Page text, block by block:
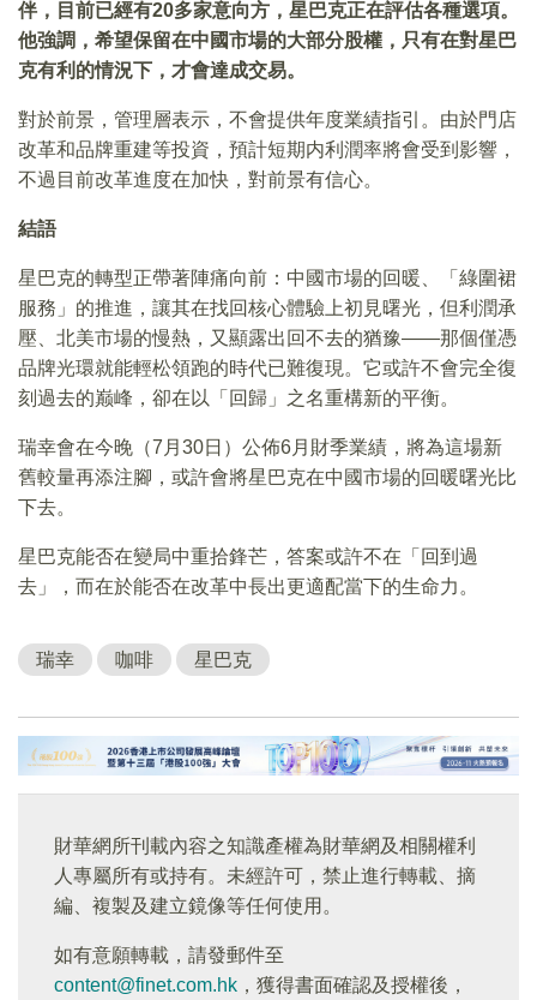
伴，目前已經有20多家意向方，星巴克正在評估各種選項。
他強調，希望保留在中國市場的大部分股權，只有在對星巴
克有利的情況下，才會達成交易。
對於前景，管理層表示，不會提供年度業績指引。由於門店
改革和品牌重建等投資，預計短期内利潤率將會受到影響，
不過目前改革進度在加快，對前景有信心。
結語
星巴克的轉型正帶著陣痛向前：中國市場的回暖、「綠圍裙
服務」的推進，讓其在找回核心體驗上初見曙光，但利潤承
壓、北美市場的慢熱，又顯露出回不去的猶豫——那個僅憑
品牌光環就能輕松領跑的時代已難復現。它或許不會完全復
刻過去的巅峰，卻在以「回歸」之名重構新的平衡。
瑞幸會在今晚（7月30日）公佈6月財季業績，將為這場新
舊較量再添注腳，或許會將星巴克在中國市場的回暖曙光比
下去。
星巴克能否在變局中重拾鋒芒，答案或許不在「回到過
去」，而在於能否在改革中長出更適配當下的生命力。
瑞幸 咖啡 星巴克
財華網所刊載內容之知識產權為財華網及相關權利
人專屬所有或持有。未經許可，禁止進行轉載、摘
編、複製及建立鏡像等任何使用。
如有意願轉載，請發郵件至
content@finet.com.hk ，獲得書面確認及授權後，